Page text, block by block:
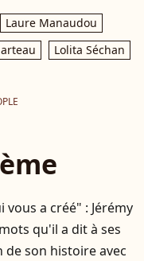
Laure Manaudou
Lolita Séchan
a créé" : Jérémy
qu'il a dit à ses
son histoire avec